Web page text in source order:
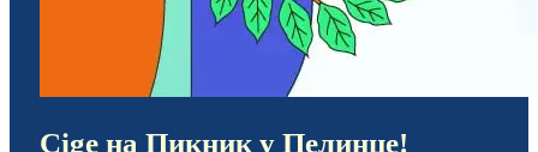
Cige на Пикник у Пелинце!